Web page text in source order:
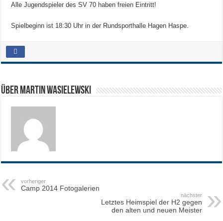
Alle Jugendspieler des SV 70 haben freien Eintritt!
Spielbeginn ist 18:30 Uhr in der Rundsporthalle Hagen Haspe.
Über Martin Wasielewski
vorheriger
Camp 2014 Fotogalerien
nächster
Letztes Heimspiel der H2 gegen
den alten und neuen Meister